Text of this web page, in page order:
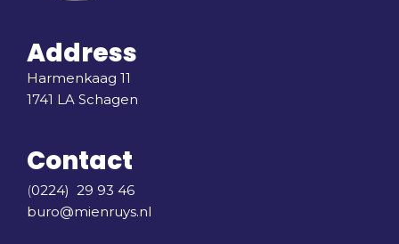
Address
Harmenkaag 11
1741 LA Schagen
Contact
(0224) 29 93 46
buro@mienruys.nl